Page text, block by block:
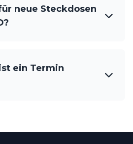
neue Steckdosen
ein Termin